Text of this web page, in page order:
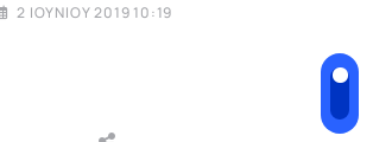
2 ΙΟΥΝΊΟΥ 2019 10:19